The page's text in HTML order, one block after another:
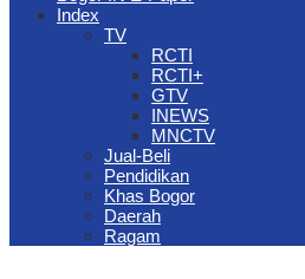
Index
TV
RCTI
RCTI+
GTV
INEWS
MNCTV
Jual-Beli
Pendidikan
Khas Bogor
Daerah
Ragam